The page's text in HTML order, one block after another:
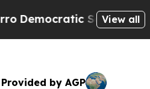
Socialists of America
View all
Provided by AGP